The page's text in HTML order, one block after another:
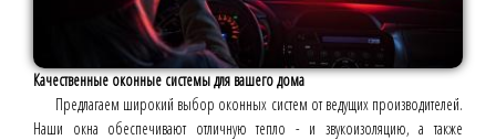
Качественные оконные системы для вашего дома
Предлагаем широкий выбор оконных систем от ведущих производителей.
Наши окна обеспечивают отличную тепло - и звукоизоляцию, а также